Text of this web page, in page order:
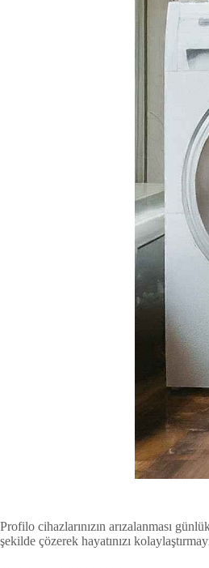
Profilo cihazlarınızın arızalanması
şekilde çözerek hayatınızı